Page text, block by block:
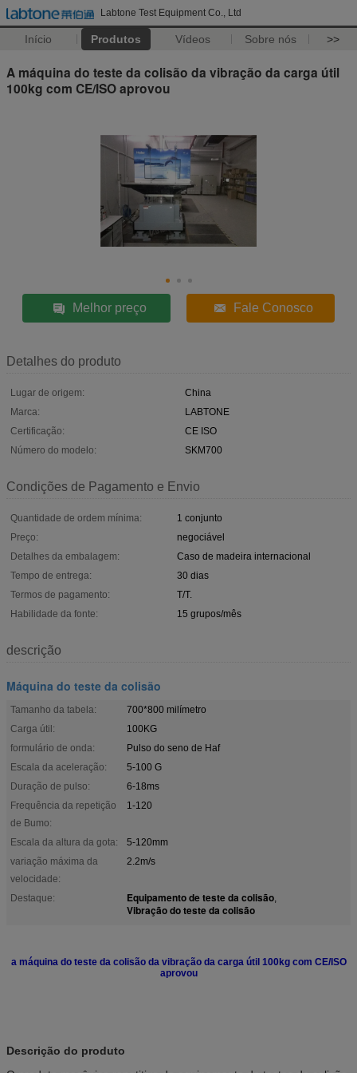
Labtone Test Equipment Co., Ltd
Início Produtos Vídeos Sobre nós >>
A máquina do teste da colisão da vibração da carga útil
100kg com CE/ISO aprovou
Melhor preço Fale Conosco
Detalhes do produto
Lugar de origem:
China
Marca:
LABTONE
Certificação:
CE ISO
Número do modelo:
SKM700
Condições de Pagamento e Envio
Quantidade de ordem mínima:
1 conjunto
Preço:
negociável
Detalhes da embalagem:
Caso de madeira internacional
Tempo de entrega:
30 dias
Termos de pagamento:
T/T.
Habilidade da fonte:
15 grupos/mês
descrição
Máquina do teste da colisão
Tamanho da tabela:
700*800 milímetro
Carga útil:
100KG
formulário de onda:
Pulso do seno de Haf
Escala da aceleração:
5-100 G
Duração de pulso:
6-18ms
Frequência da repetição
de Bumo:
1-120
Escala da altura da gota:
5-120mm
variação máxima da
velocidade:
2.2m/s
Destaque: Equipamento de teste da colisão,
Vibração do teste da colisão
a máquina do teste da colisão da vibração da carga útil 100kg com CE/ISO
aprovou
Descrição do produto